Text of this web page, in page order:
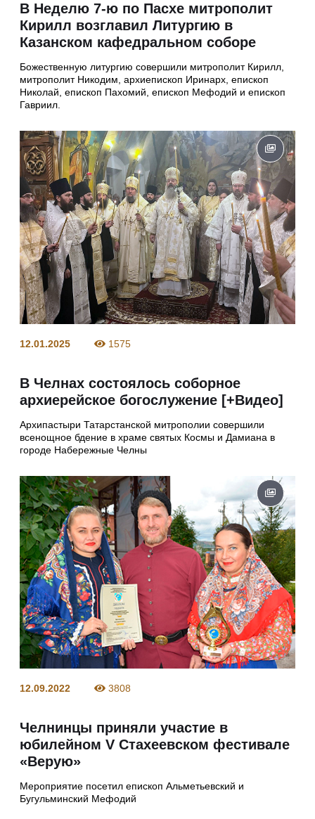
В Неделю 7-ю по Пасхе митрополит
Кирилл возглавил Литургию в
Казанском кафедральном соборе
Божественную литургию совершили митрополит Кирилл,
митрополит Никодим, архиепископ Иринарх, епископ
Николай, епископ Пахомий, епископ Мефодий и епископ
Гавриил.
12.01.2025 1575
В Челнах состоялось соборное
архиерейское богослужение [+Видео]
Архипастыри Татарстанской митрополии совершили
всенощное бдение в храме святых Космы и Дамиана в
городе Набережные Челны
12.09.2022 3808
Челнинцы приняли участие в
юбилейном V Стахеевском фестивале
«Верую»
Мероприятие посетил епископ Альметьевский и
Бугульминский Мефодий